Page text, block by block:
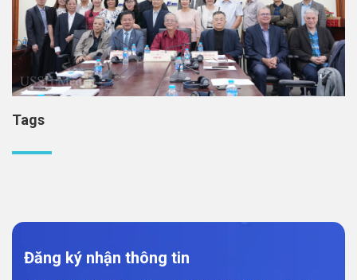
Tags
Đăng ký nhận thông tin